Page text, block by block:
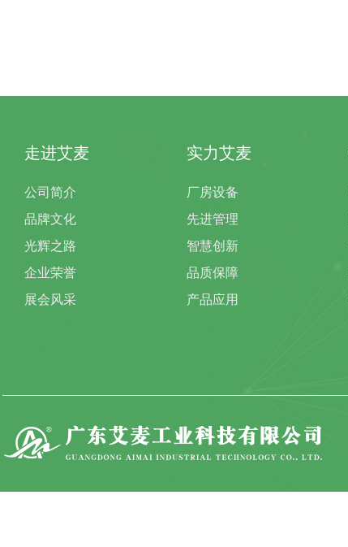
走进艾麦
公司简介
品牌文化
光辉之路
企业荣誉
展会风采
实力艾麦
厂房设备
先进管理
智慧创新
品质保障
产品应用